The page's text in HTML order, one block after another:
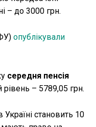
– до 3000 грн.
опублікували
середня пенсія
рівень – 5789,05 грн.
Україні становить 10